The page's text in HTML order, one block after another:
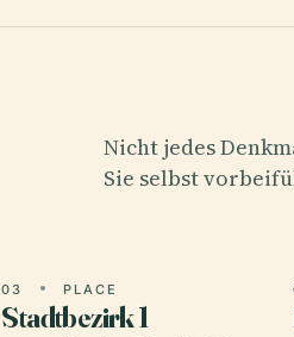
Nicht jedes
Sie selbst
03 PLACE
Stadtbezirk 1